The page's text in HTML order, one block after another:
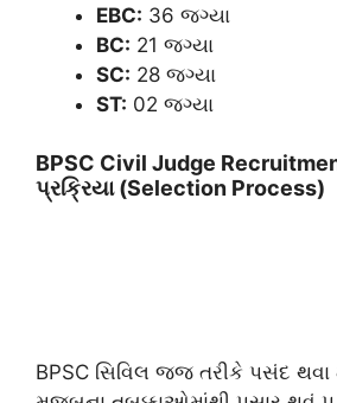
EBC: 36 જગ્યા
BC: 21 જગ્યા
SC: 28 જગ્યા
ST: 02 જગ્યા
​BPSC Civil Judge
પ્રક્રિયા (Selection Process)
​BPSC સિવિલ જજ તરીકે પસંદ થવા